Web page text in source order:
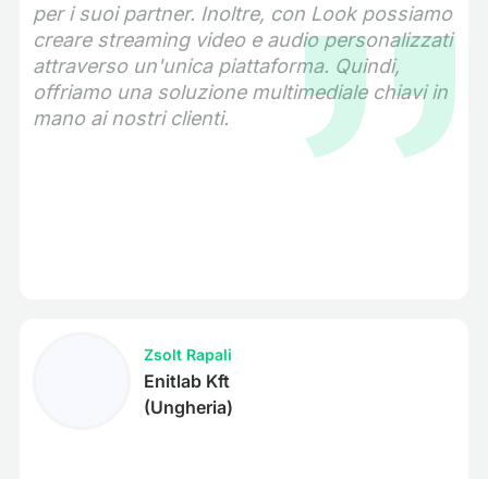
per i suoi partner. Inoltre, con Look possiamo
creare streaming video e audio personalizzati
attraverso un'unica piattaforma. Quindi,
offriamo una soluzione multimediale chiavi in
mano ai nostri clienti.
Zsolt Rapali
Enitlab Kft
(Ungheria)